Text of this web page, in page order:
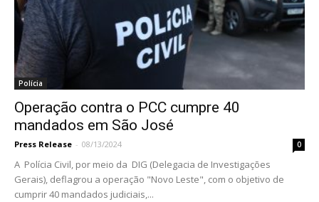
Polícia
Operação contra o PCC cumpre 40
mandados em São José
Press Release - 08/13/2024 0
A Polícia Civil, por meio da DIG (Delegacia de Investigações
Gerais), deflagrou a operação "Novo Leste", com o objetivo de
cumprir 40 mandados judiciais,...